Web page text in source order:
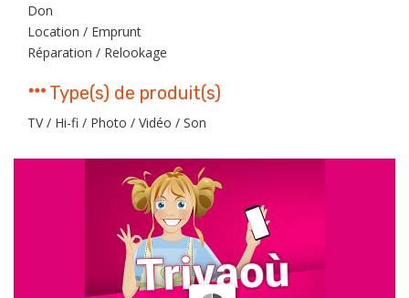
Don
Location / Emprunt
Réparation / Relookage
Type(s) de produit(s)
TV / Hi-fi / Photo / Vidéo / Son